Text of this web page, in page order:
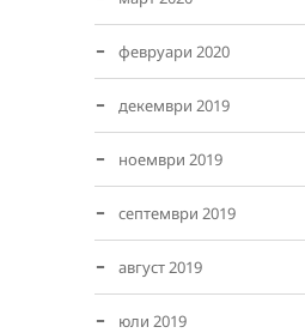
февруари 2020
декември 2019
ноември 2019
септември 2019
август 2019
юли 2019